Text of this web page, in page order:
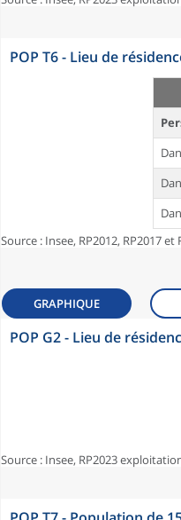
POP T6 - Lieu de
Source : Insee, RP2012, RP2017
GRAPHIQUE
POP G2 - Lieu de
Source : Insee, RP2023